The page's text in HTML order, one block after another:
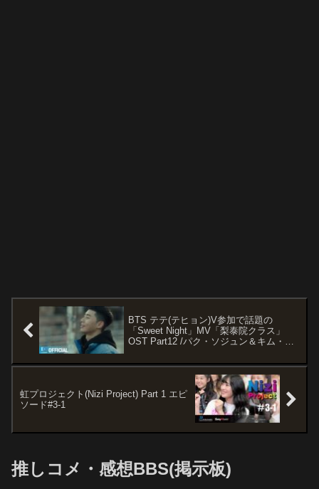
BTS テテ(テヒョン)V参加で話題の
「Sweet Night」MV「梨泰院クラス」
OST Part12 /パク・ソジュン＆キム・ダ
虹プロジェクト(Nizi Project) Part 1 エピ
ソード#3-1
推しコメ・感想BBS(掲示板)